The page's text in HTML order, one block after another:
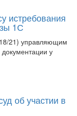
1С
21) управляющим
у
в столичный
в качестве